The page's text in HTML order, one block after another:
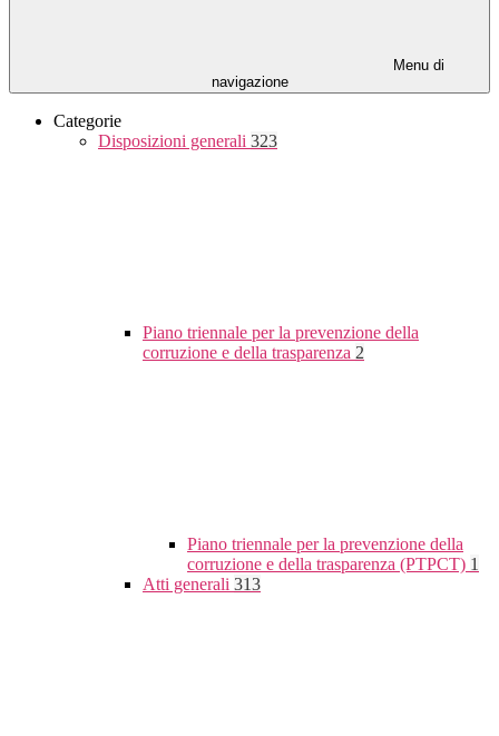
Menu di
navigazione
Categorie
Disposizioni generali 323
Piano triennale per la prevenzione della
corruzione e della trasparenza 2
Piano triennale per la prevenzione della
corruzione e della trasparenza (PTPCT) 1
Atti generali 313